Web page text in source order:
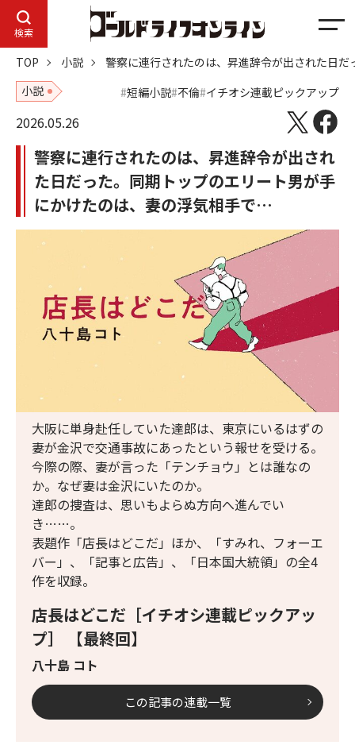
検索
メ
ニ
ュ
ー
TOP 小説
警察に連行されたのは、昇進辞令が出された日
小説
短編小説 不倫 イチオシ連載ピックアップ
2026.05.26
警察に連行されたのは、昇進辞令が出され
た日だった。同期トップのエリート男が手
にかけたのは、妻の浮気相手で…
店長はどこだ［イチオシ連載ピックアッ
プ］ 【最終回】
八十島 コト
大阪に単身赴任していた達郎は、東京にいるはずの
妻が金沢で交通事故にあったという報せを受ける。
今際の際、妻が言った「テンチョウ」とは誰なの
か。なぜ妻は金沢にいたのか。
達郎の捜査は、思いもよらぬ方向へ進んでい
き……。
表題作「店長はどこだ」ほか、「すみれ、フォーエ
バー」、「記事と広告」、「日本国大統領」の全4
作を収録。
この記事の連載一覧